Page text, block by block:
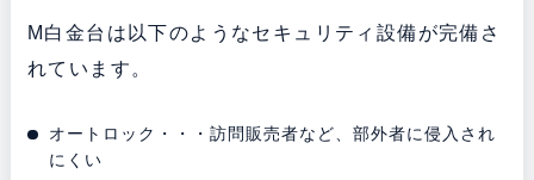
M白金台は以下のようなセキュリティ設備が完備さ
れています。
オートロック・・・訪問販売者など、部外者に侵入され
にくい